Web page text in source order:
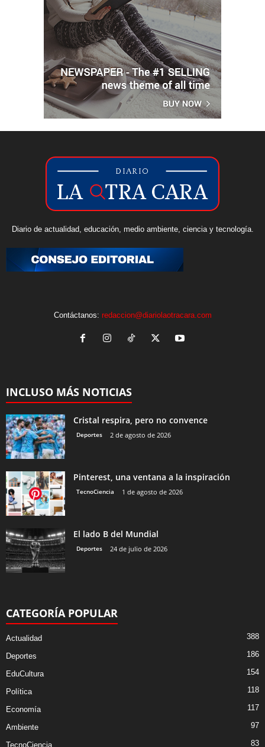
Diario de actualidad, educación, medio ambiente, ciencia y tecnología.
Contáctanos: redaccion@diariolaotracara.com
INCLUSO MÁS NOTICIAS
Cristal respira, pero no convence
Deportes 2 de agosto de 2026
Pinterest, una ventana a la inspiración
TecnoCiencia 1 de agosto de 2026
El lado B del Mundial
Deportes 24 de julio de 2026
CATEGORÍA POPULAR
Actualidad 388
Deportes 186
EduCultura 154
Política 118
Economía 117
Ambiente 97
TecnoCiencia 83